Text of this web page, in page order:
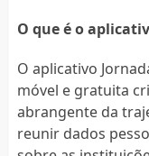
O que é o
O aplicativo
móvel e gratuita
abrangente da
reunir dados